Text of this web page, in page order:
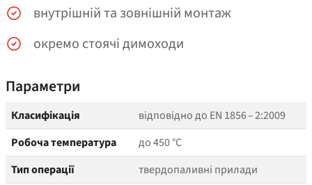
внутрішній та зовнішній монтаж
окремо стоячі димоходи
Параметри
Класифікація
відповідно до EN 1856 – 2:2009
Робоча температура
до 450 °C
Тип операції
твердопаливні прилади